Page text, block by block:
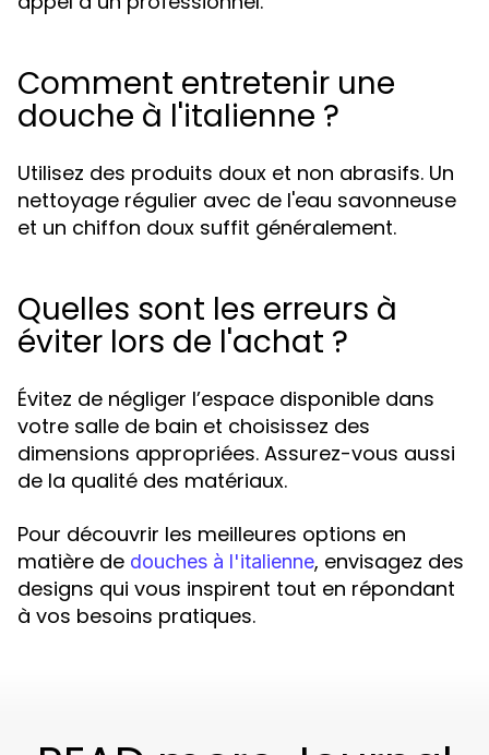
Comment entretenir une
douche à l'italienne ?
Utilisez des produits doux et non abrasifs. Un
nettoyage régulier avec de l'eau savonneuse
et un chiffon doux suffit généralement.
Quelles sont les erreurs à
éviter lors de l'achat ?
Évitez de négliger l’espace disponible dans
votre salle de bain et choisissez des
dimensions appropriées. Assurez-vous aussi
de la qualité des matériaux.
Pour découvrir les meilleures options en
matière de douches à l'italienne, envisagez des
designs qui vous inspirent tout en répondant
à vos besoins pratiques.